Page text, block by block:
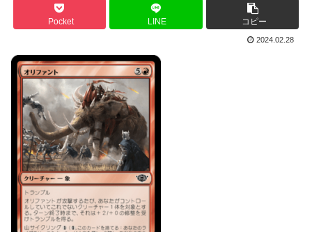
Pocket LINE コピー
2024.02.28